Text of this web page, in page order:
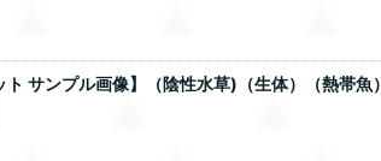
サンプル画像】（陰性水草)（生体）（熱帯魚）